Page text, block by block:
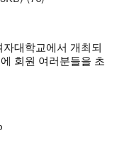
자대학교에서 개최되
에 회원 여러분들을 초